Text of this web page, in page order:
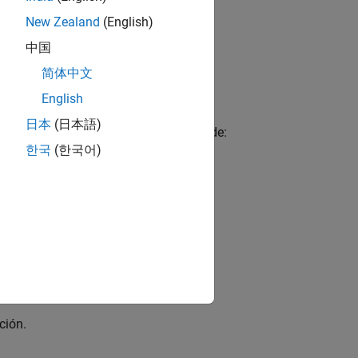
objetoinsEKF permite la estimación de:
del cuerpo.
cuerpo.
New Zealand (English)
中国
简体中文
English
日本 (日本語)
한국 (한국어)